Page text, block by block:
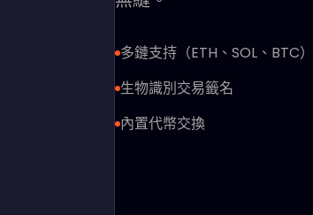
多鏈支持（ETH、SOL、BTC）
生物識別交易籤名
內置代幣交換